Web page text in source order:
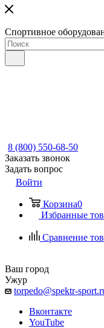
Спортивное
8 (800) 550-68-50
Заказать звонок
Задать вопрос
Войти
Корзина0
Избранные
Сравнение
Ваш город
Ужур
torpedo@spektr-
Вконтакте
YouTube